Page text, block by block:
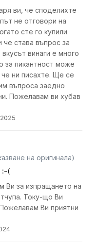
ви, че споделихте
не отговори на
сте го купили
става въпрос за
винаги е много
за пикантност може
ни писахте. Ще се
въпроса заедно
Пожелавам ви хубав
на оригинала)
:-(
Ви за изпращането на
Току-що Ви
Ви приятни